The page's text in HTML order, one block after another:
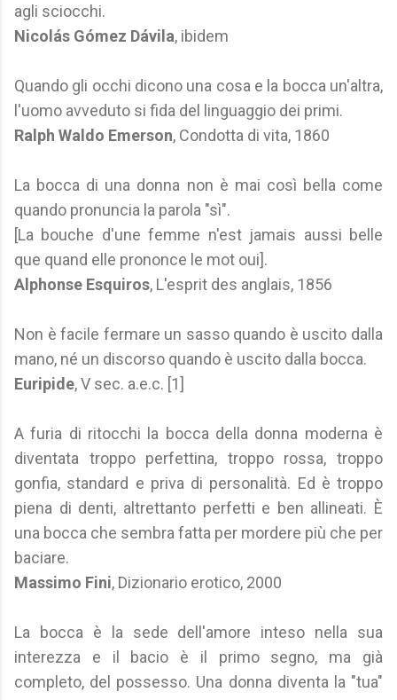
agli sciocchi.
Nicolás Gómez Dávila, ibidem
Quando gli occhi dicono una cosa e la bocca un'altra,
l'uomo avveduto si fida del linguaggio dei primi.
Ralph Waldo Emerson, Condotta di vita, 1860
La bocca di una donna non è mai così bella come
quando pronuncia la parola "sì".
[La bouche d'une femme n'est jamais aussi belle
que quand elle prononce le mot oui].
Alphonse Esquiros, L'esprit des anglais, 1856
Non è facile fermare un sasso quando è uscito dalla
mano, né un discorso quando è uscito dalla bocca.
Euripide, V sec. a.e.c. [1]
A furia di ritocchi la bocca della donna moderna è
diventata troppo perfettina, troppo rossa, troppo
gonfia, standard e priva di personalità. Ed è troppo
piena di denti, altrettanto perfetti e ben allineati. È
una bocca che sembra fatta per mordere più che per
baciare.
Massimo Fini, Dizionario erotico, 2000
La bocca è la sede dell'amore inteso nella sua
interezza e il bacio è il primo segno, ma già
completo, del possesso. Una donna diventa la "tua"